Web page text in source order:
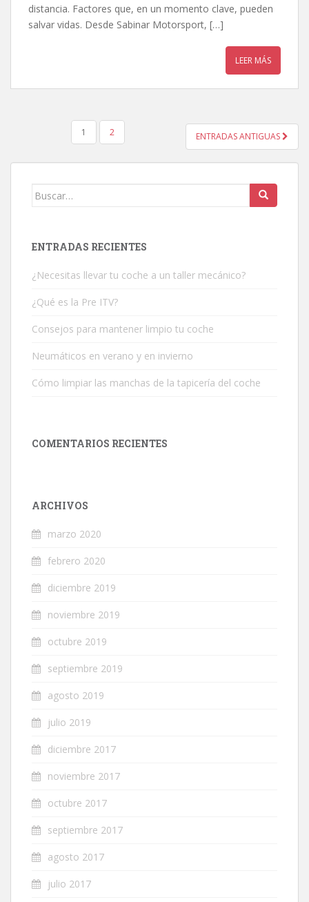
distancia. Factores que, en un momento clave, pueden
salvar vidas. Desde Sabinar Motorsport, […]
LEER MÁS
NAVEGACIÓN DE ENTRADAS
1 2 ENTRADAS ANTIGUAS
Buscar:
ENTRADAS RECIENTES
¿Necesitas llevar tu coche a un taller mecánico?
¿Qué es la Pre ITV?
Consejos para mantener limpio tu coche
Neumáticos en verano y en invierno
Cómo limpiar las manchas de la tapicería del coche
COMENTARIOS RECIENTES
ARCHIVOS
marzo 2020
febrero 2020
diciembre 2019
noviembre 2019
octubre 2019
septiembre 2019
agosto 2019
julio 2019
diciembre 2017
noviembre 2017
octubre 2017
septiembre 2017
agosto 2017
julio 2017